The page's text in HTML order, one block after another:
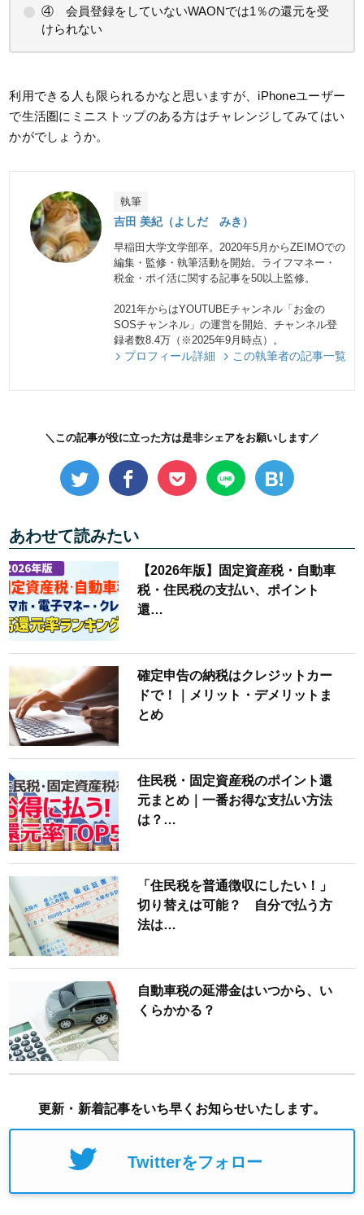
④ 会員登録をしていないWAONでは1％の還元を受
けられない
利用できる人も限られるかなと思いますが、iPhoneユーザー
で生活圏にミニストップのある方はチャレンジしてみてはい
かがでしょうか。
執筆
吉田 美紀（よしだ みき）
早稲田大学文学部卒。2020年5月からZEIMOでの
編集・監修・執筆活動を開始。ライフマネー・
税金・ポイ活に関する記事を50以上監修。
2021年からはYOUTUBEチャンネル「お金の
SOSチャンネル」の運営を開始、チャンネル登
録者数8.4万（※2025年9月時点）。
プロフィール詳細 この執筆者の記事一覧
＼この記事が役に立った方は是非シェアをお願いします／
あわせて読みたい
【2026年版】固定資産税・自動車
税・住民税の支払い、ポイント
還…
確定申告の納税はクレジットカー
ドで！｜メリット・デメリットま
とめ
住民税・固定資産税のポイント還
元まとめ｜一番お得な支払い方法
は？…
「住民税を普通徴収にしたい！」
切り替えは可能？ 自分で払う方
法は…
自動車税の延滞金はいつから、い
くらかかる？
更新・新着記事をいち早くお知らせいたします。
Twitterをフォロー